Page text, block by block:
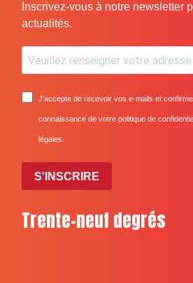
Inscrivez-vous à notre newsletter
actualités.
J'accepte de recevoir vos e-mails et
connaissance de votre politique de
légales.
S'INSCRIRE
Trente-neuf degrés